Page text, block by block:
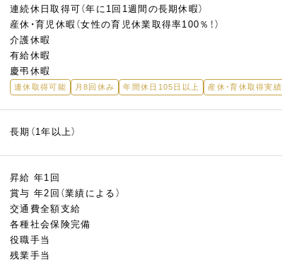
連続休日取得可（年に1回1週間の長期休暇）
産休・育児休暇（女性の育児休業取得率100％！）
介護休暇
有給休暇
慶弔休暇
連休取得可能 月8回休み 年間休日105日以上 産休・育休取得実
長期（1年以上）
昇給 年1回
賞与 年2回（業績による）
交通費全額支給
各種社会保険完備
役職手当
残業手当